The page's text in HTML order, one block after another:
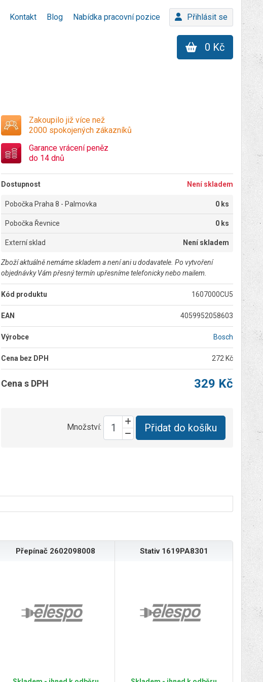
Kontakt Blog Nabídka pracovní pozice Přihlásit se
0 Kč
Zakoupilo již více než
2000 spokojených zákazníků
Garance vrácení peněz
do 14 dnů
Dostupnost Není skladem
Pobočka Praha 8 - Palmovka 0 ks
Pobočka Řevnice 0 ks
Externí sklad Není skladem
Zboží aktuálně nemáme skladem a není ani u dodavatele. Po vytvoření
objednávky Vám přesný termín upřesníme telefonicky nebo mailem.
Kód produktu 1607000CU5
EAN 4059952058603
Výrobce Bosch
Cena bez DPH 272 Kč
Cena s DPH 329 Kč
Množství: Přidat do košíku
Přepínač 2602098008 Stativ 1619PA8301